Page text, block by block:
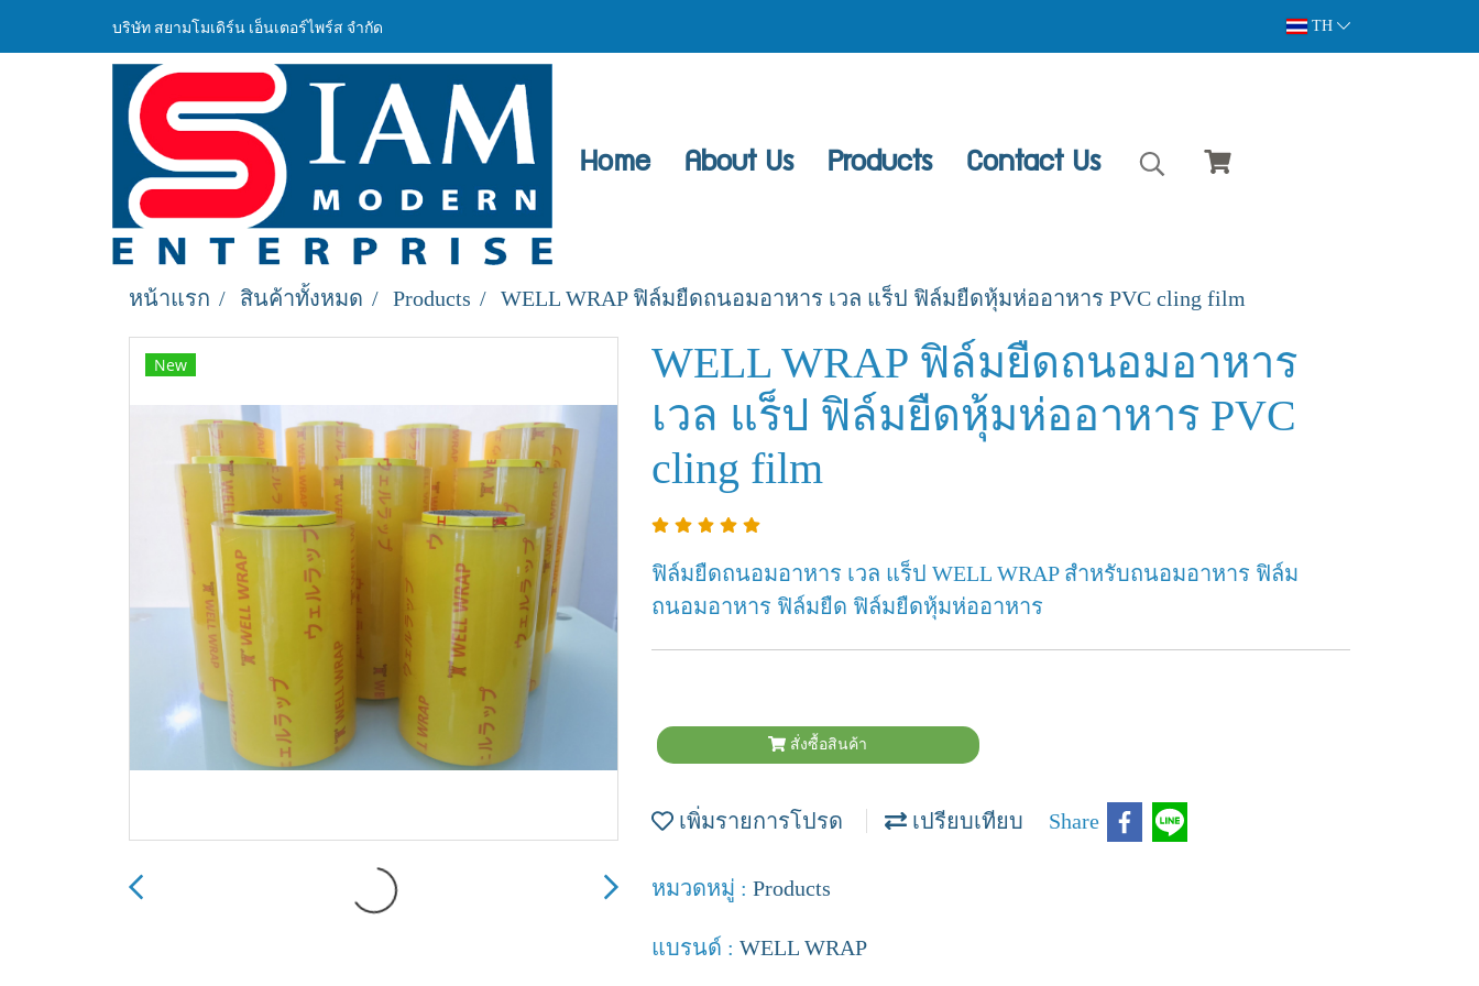
บริษัท สยามโมเดิร์น เอ็นเตอร์ไพร์ส จำกัด TH
Home About Us Products Contact Us
หน้าแรก สินค้าทั้งหมด Products WELL WRAP ฟิล์มยืดถนอมอาหาร เวล แร็ป ฟิล์มยืดหุ้มห่ออาหาร PVC cling film
New
WELL WRAP ฟิล์มยืดถนอมอาหาร
เวล แร็ป ฟิล์มยืดหุ้มห่ออาหาร PVC
cling film
ฟิล์มยืดถนอมอาหาร เวล แร็ป WELL WRAP สำหรับถนอมอาหาร ฟิล์ม
ถนอมอาหาร ฟิล์มยืด ฟิล์มยืดหุ้มห่ออาหาร
สั่งซื้อสินค้า
เพิ่มรายการโปรด เปรียบเทียบ Share
หมวดหมู่ : Products
แบรนด์ : WELL WRAP